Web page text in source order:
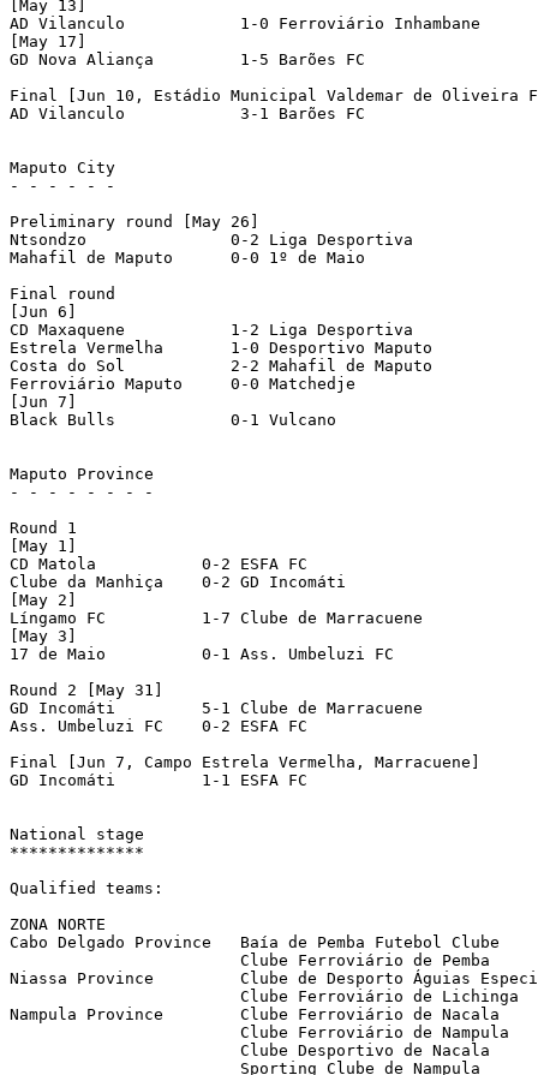
[May 13]
AD Vilanculo		1-0 Ferroviário Inhambane
[May 17]
GD Nova Aliança		1-5 Barões FC
Final [Jun 10, Estádio Municipal Valdemar de Oliveira
AD Vilanculo		3-1 Barões FC
Maputo City
- - - - - -
Preliminary round [May 26]
Ntsondzo	       0-2 Liga Desportiva
Mahafil de Maputo      0-0 1º de Maio	       		[4-3 pen]
Final round
[Jun 6]
CD Maxaquene	       1-2 Liga Desportiva
Estrela Vermelha       1-0 Desportivo Maputo
Costa do Sol           2-2 Mahafil de Maputo      	[6-5 pen]
Ferroviário Maputo     0-0 Matchedje 	       		[4-3 pen]
[Jun 7]
Black Bulls            0-1 Vulcano
Maputo Province
- - - - - - - -
Round 1
[May 1]
CD Matola	    0-2 ESFA FC
Clube da Manhiça    0-2 GD Incomáti
[May 2]
Língamo FC	    1-7 Clube de Marracuene
[May 3]
17 de Maio	    0-1 Ass. Umbeluzi FC
Round 2 [May 31]
GD Incomáti	    5-1 Clube de Marracuene
Ass. Umbeluzi FC    0-2 ESFA FC
Final [Jun 7, Campo Estrela Vermelha, Marracuene]
GD Incomáti	    1-1 ESFA FC		    		[5-4 pen]
National stage
**************
Qualified teams:
ZONA NORTE
Cabo Delgado Province	Baía de Pemba Futebol Clube	(provincial winner)
Niassa Province 	Clube de Desporto Águias Especiais da PRM de Lichinga (provincial winner)
Nampula Province	Clube Ferroviário de Nacala	(provincial winner)